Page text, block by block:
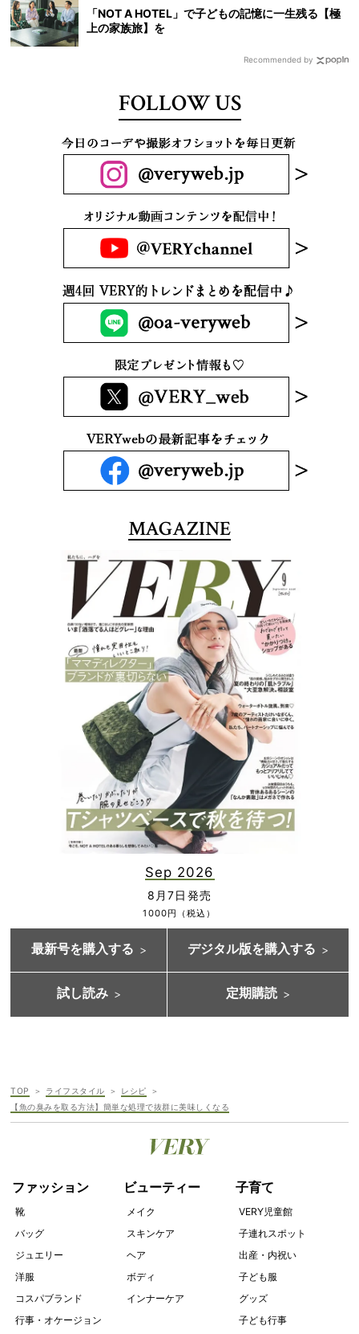
「NOT A HOTEL」で子どもの記憶に一生残る【極
上の家族旅】を
Recommended by
FOLLOW US
MAGAZINE
Sep 2026
8月7日発売
1000円（税込）
最新号を購入する デジタル版を購入する
試し読み 定期購読
TOP ライフスタイル
レシピ
【魚の臭みを取る方法】簡単な処理で抜群に美味しくなる
ファッション
靴
バッグ
ジュエリー
洋服
コスパブランド
行事・オケージョン
ビューティー
メイク
スキンケア
ヘア
ボディ
インナーケア
子育て
VERY児童館
子連れスポット
出産・内祝い
子ども服
グッズ
子ども行事